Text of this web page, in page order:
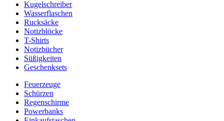
Kugelschreiber
Wasserflaschen
Rucksäcke
Notizblöcke
T-Shirts
Notizbücher
Süßigkeiten
Geschenksets
Feuerzeuge
Schürzen
Regenschirme
Powerbanks